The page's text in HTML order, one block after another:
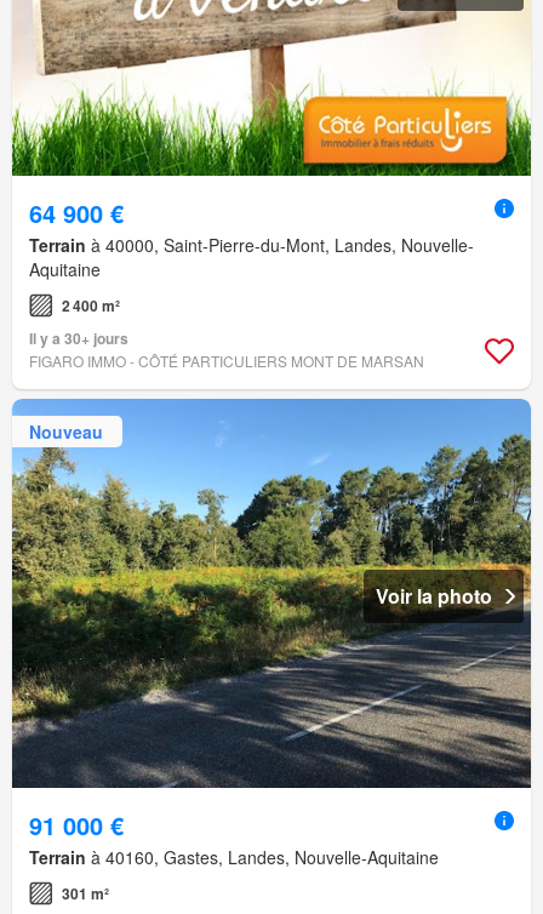
64 900 €
Terrain à 40000, Saint-Pierre-du-Mont, Landes, Nouvelle-
Aquitaine
2 400 m²
Il y a 30+ jours
FIGARO IMMO - CÔTÉ PARTICULIERS MONT DE MARSAN
Nouveau
Voir la photo
91 000 €
Terrain à 40160, Gastes, Landes, Nouvelle-Aquitaine
301 m²